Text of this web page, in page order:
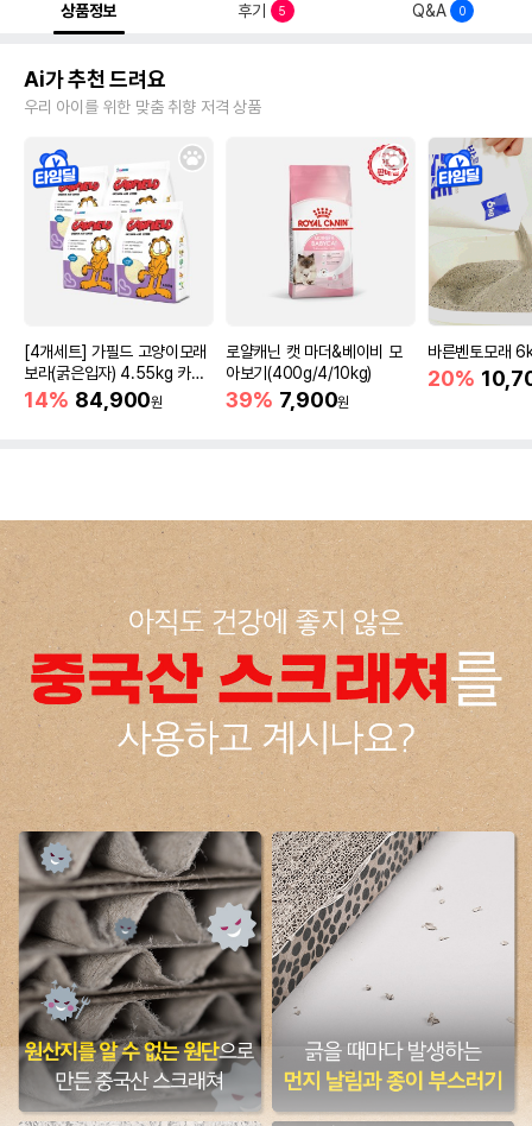
상품정보 후기 5 Q&A 0
Ai가 추천 드려요
우리 아이를 위한 맞춤 취향 저격 상품
[4개세트] 가필드 고양이모래
보라(굵은입자) 4.55kg 카사
바모래
14% 84,900원
로얄캐닌 캣 마더&베이비 모
아보기(400g/4/10kg)
39% 7,900원
바른벤토모래
20%